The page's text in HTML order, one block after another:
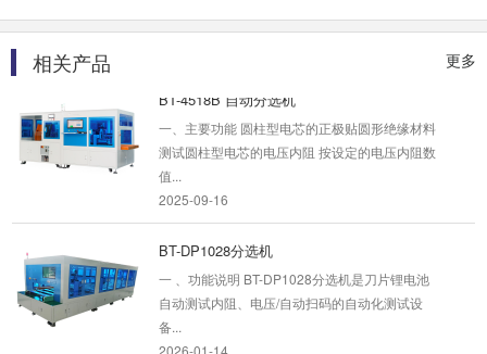
更多
相关产品
2026-01-14
BT-4518B 自动分选机
一、主要功能 圆柱型电芯的正极贴圆形绝缘材料
测试圆柱型电芯的电压内阻 按设定的电压内阻数
值...
2025-09-16
BT-DP1028分选机
一 、功能说明 BT-DP1028分选机是刀片锂电池
自动测试内阻、电压/自动扫码的自动化测试设
备...
2026-01-14